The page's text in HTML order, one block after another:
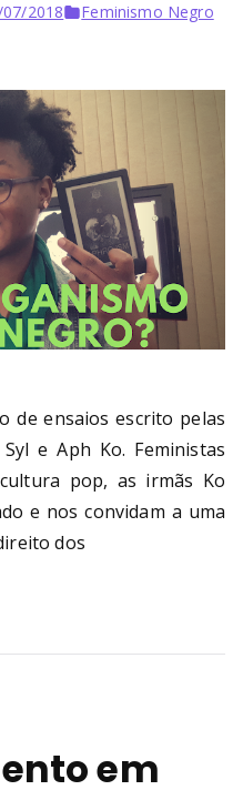
2018 Feminismo Negro
de ensaios escrito pelas
e Aph Ko. Feministas
pop, as irmãs Ko
e nos convidam a uma
dos
em